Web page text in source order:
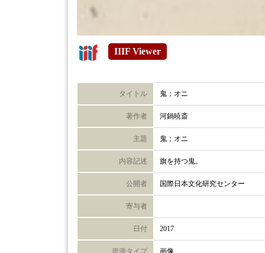
IIIF Viewer
タイトル 鬼；オニ
著作者 河鍋暁斎
主題 鬼；オニ
内容記述 旗を持つ鬼。
公開者 国際日本文化研究センター
寄与者
日付 2017
資源タイプ 画像